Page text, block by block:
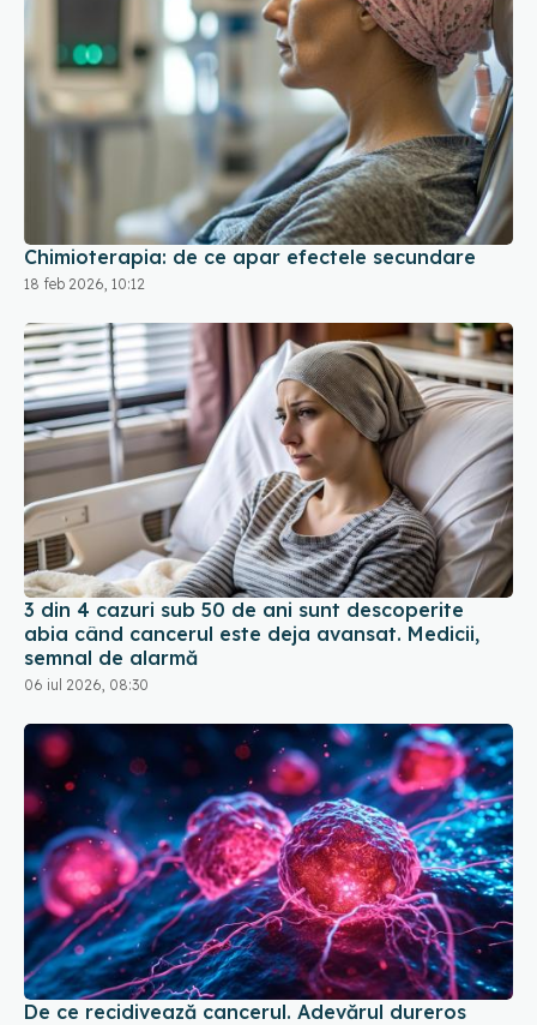
Chimioterapia: de ce apar efectele secundare
18 feb 2026, 10:12
3 din 4 cazuri sub 50 de ani sunt descoperite
abia când cancerul este deja avansat. Medicii,
semnal de alarmă
06 iul 2026, 08:30
De ce recidivează cancerul. Adevărul dureros